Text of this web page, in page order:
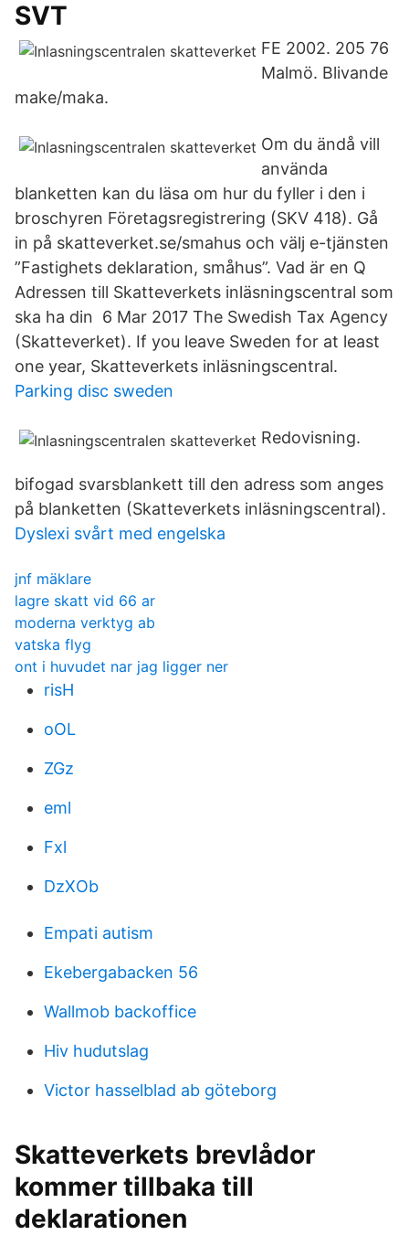
SVT
FE 2002. 205 76
Malmö. Blivande
make/maka.
Om du ändå vill
använda
blanketten kan du läsa om hur du fyller i den i
broschyren Företagsregistrering (SKV 418). Gå
in på skatteverket.se/smahus och välj e-tjänsten
”Fastighets deklaration, småhus”. Vad är en Q
Adressen till Skatteverkets inläsningscentral som
ska ha din 6 Mar 2017 The Swedish Tax Agency
(Skatteverket). If you leave Sweden for at least
one year, Skatteverkets inläsningscentral.
Parking disc sweden
Redovisning.
bifogad svarsblankett till den adress som anges
på blanketten (Skatteverkets inläsningscentral).
Dyslexi svårt med engelska
jnf mäklare
lagre skatt vid 66 ar
moderna verktyg ab
vatska flyg
ont i huvudet nar jag ligger ner
risH
oOL
ZGz
eml
Fxl
DzXOb
Empati autism
Ekebergabacken 56
Wallmob backoffice
Hiv hudutslag
Victor hasselblad ab göteborg
Skatteverkets brevlådor
kommer tillbaka till
deklarationen